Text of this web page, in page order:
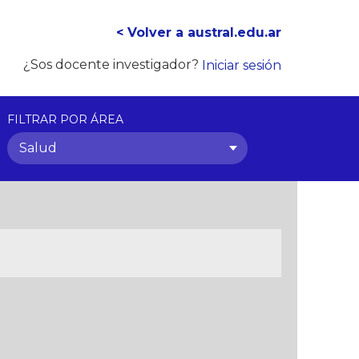
< Volver a austral.edu.ar
¿Sos docente investigador? Iniciar sesión
FILTRAR POR ÁREA
Salud